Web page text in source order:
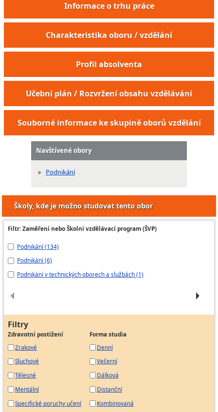
Informace o trhu práce
Charakteristika oboru / vzdělání
Profil absolventa
Učební plán / Rozvržení obsahu vzdělávání
Souborné informace ke skupině oborů vzdělání
Navštívené obory
Podnikání
Školy, kde je možno studovat tento obor
Filtr: Zaměření nebo Školní vzdělávací program (ŠVP)
Podnikání (134)
Podnikání (6)
Podnikání v technických oborech a službách (1)
Filtry
Zdravotní postižení
Zrakové
Sluchové
Tělesné
Mentální
Specifické poruchy učení
Forma studia
Denní
Večerní
Dálková
Distanční
Kombinovaná